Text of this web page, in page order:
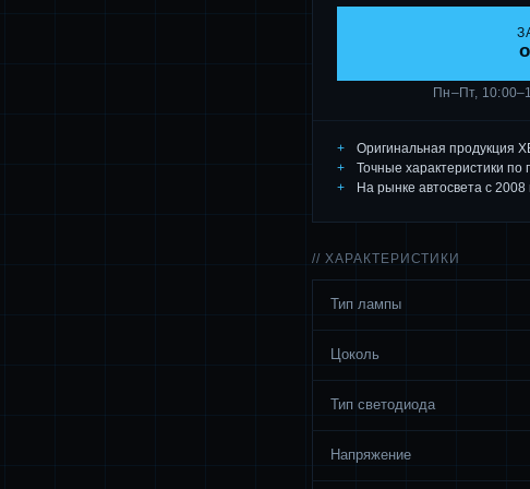
Пн–Пт,
Оригинальная продукция
Точные характеристики по
На рынке автосвета с 2008
// ХАРАКТЕРИСТИКИ
Тип лампы
Цоколь
Тип светодиода
Напряжение